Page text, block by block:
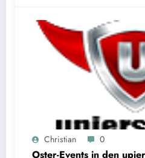
Christian 0
Oster-Events in den